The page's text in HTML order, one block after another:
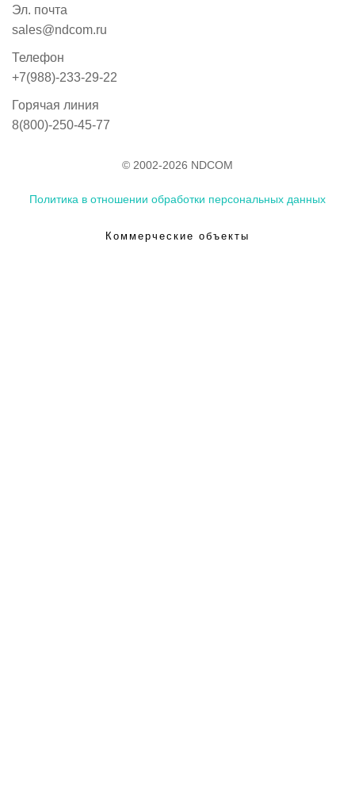
Эл. почта
sales@ndcom.ru
Телефон
+7(988)-233-29-22
Горячая линия
8(800)-250-45-77
© 2002-2026 NDCOM
Политика в отношении обработки персональных данных
Коммерческие объекты